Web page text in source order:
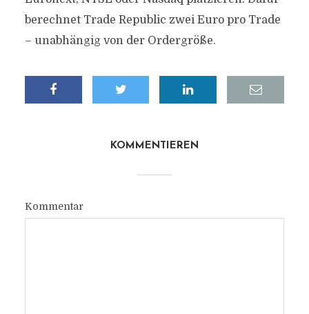
berechnet Trade Republic zwei Euro pro Trade
– unabhängig von der Ordergröße.
KOMMENTIEREN
Kommentar